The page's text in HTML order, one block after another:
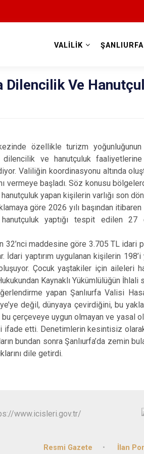
VALİLİK ŞANLIURFA
Dilencilik Ve
özellikle turizm
ve hanutçuluk
Valiliğin koordinasyonu altında
vermeye başladı. Söz konusu
yapan kişilerin varlığı son
göre 2026 yılı başından
yaptığı tespit edilen
32’nci maddesine göre 3.705 TL idari
İdari yaptırım uygulanan kişilerin
Çocuk yaştakiler için aileleri
Kaynaklı Yükümlülüğün
yapan Şanlıurfa Valisi
değil, dünyaya çevirdiğini, bu
çerçeveye uygun olmayan ve yasal
etti. Denetimlerin kesintisiz
bundan sonra Şanlıurfa’da zemin
dile getirdi.
Resmi Gazete İlan